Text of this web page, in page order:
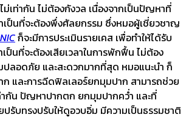
เท่ากัน ไม่ต้องกังวล เนื่องจากเป็นปัญหาที่
เป็นที่จะต้องพึ่งศัลยกรรม ซึ่งหมอผู้เชี่ยวชาญ
ก็จะมีการประเมินรายเคส เพื่อทำให้ได้รับ
นที่จะต้องเสียเวลาในการพักฟื้น ไม่ต้อง
ลอดภัย และสะดวกมากที่สุด หมอแนะนำ ก็
และการฉีดฟิลเลอร์ยกมุมปาก สามารถช่วย
กัน ปัญหาปากตก ยกมุมปากคว่ำ และที่
รับทรงปรับให้ดูอวบอิ่ม มีความเป็นธรรมชาติ